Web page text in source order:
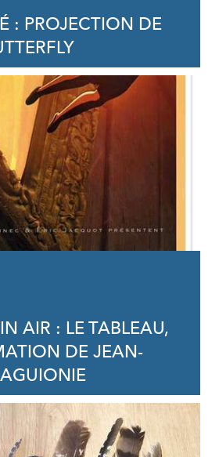
: PROJECTION DE
AIR : LE TABLEAU,
DE JEAN-